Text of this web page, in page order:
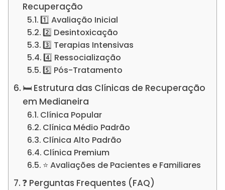
Recuperação
1️⃣ Avaliação Inicial
2️⃣ Desintoxicação
3️⃣ Terapias Intensivas
4️⃣ Ressocialização
5️⃣ Pós-Tratamento
🛏️ Estrutura das Clínicas de Recuperação
em Medianeira
Clínica Popular
Clínica Médio Padrão
Clínica Alto Padrão
Clínica Premium
⭐ Avaliações de Pacientes e Familiares
❓ Perguntas Frequentes (FAQ)